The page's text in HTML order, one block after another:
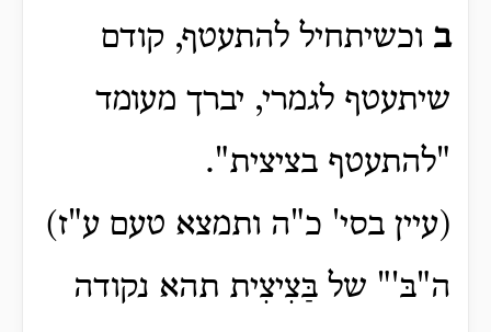
ב וכשיתחיל להתעטף, קודם
שיתעטף לגמרי, יברך מעומד
"להתעטף בציצית".
(עיין בסי' כ"ה ותמצא טעם ע"ז)
ה"בּ'" של בַּצִיצִית תהא נקודה